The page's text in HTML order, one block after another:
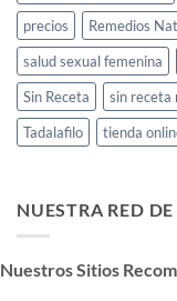
precios
Remedios
salud sexual femenina
Sin Receta
sin receta
Tadalafilo
tienda
NUESTRA RED
Nuestros Sitios